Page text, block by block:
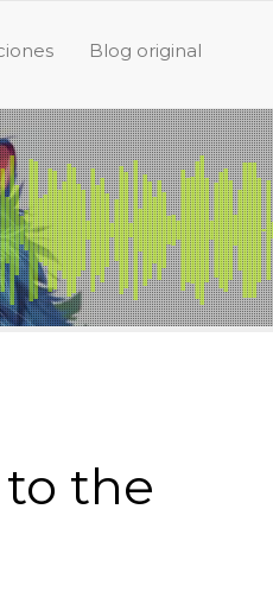
Blog original
to the